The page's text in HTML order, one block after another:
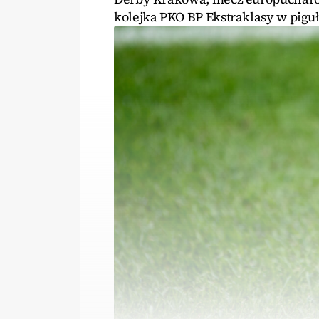
kolejka PKO BP Ekstraklasy w